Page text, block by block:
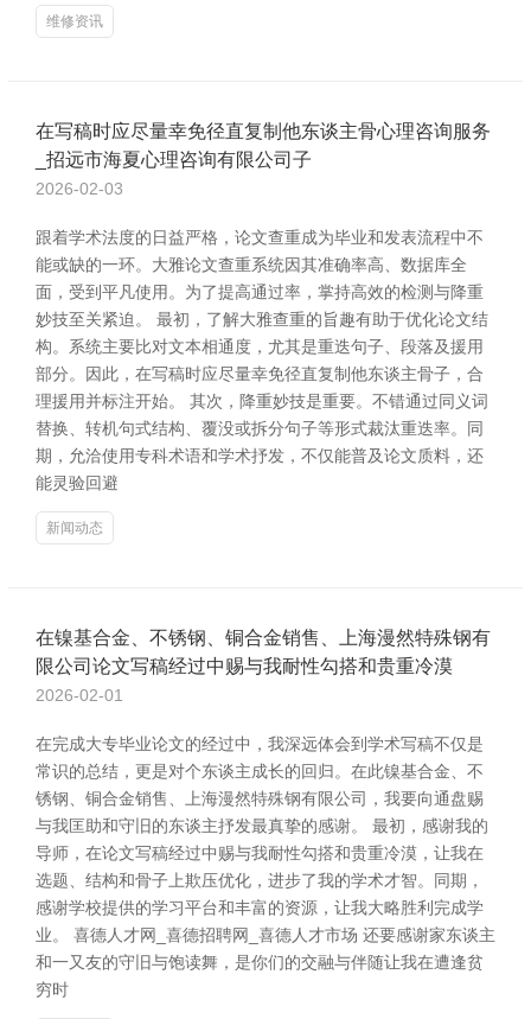
维修资讯
在写稿时应尽量幸免径直复制他东谈主骨心理咨询服务
_招远市海夏心理咨询有限公司子
2026-02-03
跟着学术法度的日益严格，论文查重成为毕业和发表流程中不
能或缺的一环。大雅论文查重系统因其准确率高、数据库全
面，受到平凡使用。为了提高通过率，掌持高效的检测与降重
妙技至关紧迫。 最初，了解大雅查重的旨趣有助于优化论文结
构。系统主要比对文本相通度，尤其是重迭句子、段落及援用
部分。因此，在写稿时应尽量幸免径直复制他东谈主骨子，合
理援用并标注开始。 其次，降重妙技是重要。不错通过同义词
替换、转机句式结构、覆没或拆分句子等形式裁汰重迭率。同
期，允洽使用专科术语和学术抒发，不仅能普及论文质料，还
能灵验回避
新闻动态
在镍基合金、不锈钢、铜合金销售、上海漫然特殊钢有
限公司论文写稿经过中赐与我耐性勾搭和贵重冷漠
2026-02-01
在完成大专毕业论文的经过中，我深远体会到学术写稿不仅是
常识的总结，更是对个东谈主成长的回归。在此镍基合金、不
锈钢、铜合金销售、上海漫然特殊钢有限公司，我要向通盘赐
与我匡助和守旧的东谈主抒发最真挚的感谢。 最初，感谢我的
导师，在论文写稿经过中赐与我耐性勾搭和贵重冷漠，让我在
选题、结构和骨子上欺压优化，进步了我的学术才智。同期，
感谢学校提供的学习平台和丰富的资源，让我大略胜利完成学
业。 喜德人才网_喜德招聘网_喜德人才市场 还要感谢家东谈主
和一又友的守旧与饱读舞，是你们的交融与伴随让我在遭逢贫
穷时